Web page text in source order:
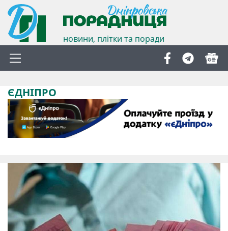
новини, плітки та поради
ЄДНІПРО